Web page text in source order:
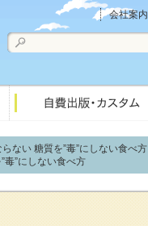
会社案内
ない 糖質を”毒”にしない食べ方
毒”にしない食べ方